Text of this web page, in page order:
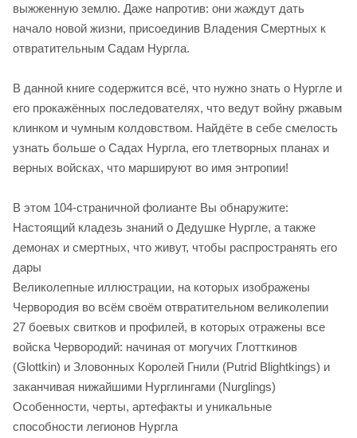
выжженную землю. Даже напротив: они жаждут дать
начало новой жизни, присоединив Владения Смертных к
отвратительным Садам Нургла.
В данной книге содержится всё, что нужно знать о Нургле и
его прокажённых последователях, что ведут войну ржавым
клинком и чумным колдовством. Найдёте в себе смелость
узнать больше о Садах Нургла, его тлетворных планах и
верных войсках, что маршируют во имя энтропии!
В этом 104-страничной фолианте Вы обнаружите:
Настоящий кладезь знаний о Дедушке Нургле, а также
демонах и смертных, что живут, чтобы распространять его
дары
Великолепные иллюстрации, на которых изображены
Червородия во всём своём отвратительном великолепии
27 боевых свитков и профилей, в которых отражены все
войска Червородий: начиная от могучих Глотткинов
(Glottkin) и Зловонных Королей Гнили (Putrid Blightkings) и
заканчивая нижайшими Нурглингами (Nurglings)
Особенности, черты, артефакты и уникальные
способности легионов Нургла